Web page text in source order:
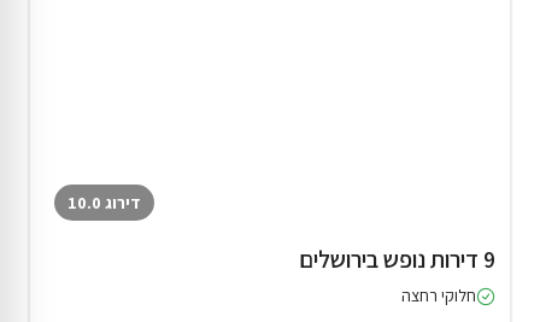
דירוג 10.0
9 דירות נופש בירושלים
חלוקי רחצה